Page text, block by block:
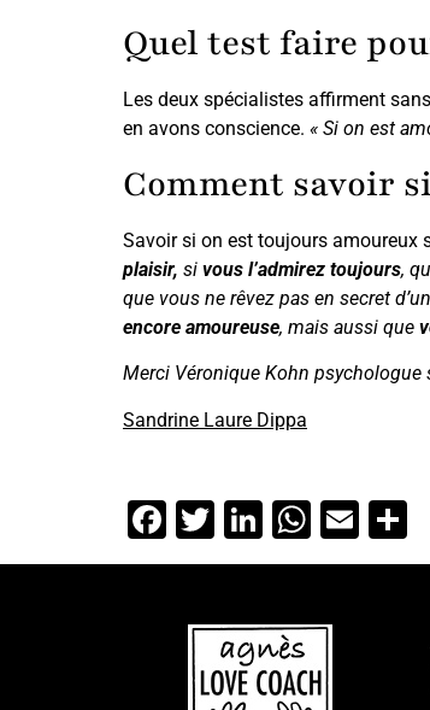
Quel test faire
Les deux spécialistes affirment
en avons conscience. « Si on est
Comment savoir
Savoir si on est toujours amoureux
plaisir, si vous l’admirez toujours,
que vous ne rêvez pas en secret
encore amoureuse, mais aussi que
Merci Véronique Kohn psychologue
Sandrine Laure Dippa
Facebook
Twitter
LinkedIn
Email